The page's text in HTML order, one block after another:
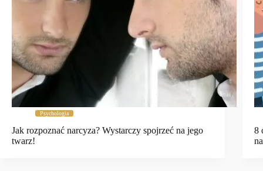
Psychologia
Jak rozpoznać narcyza? Wystarczy spojrzeć na jego
twarz!
8